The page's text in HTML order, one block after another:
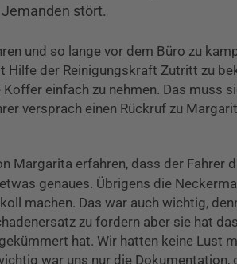
stört.
und so lange vor dem Büro zu
Hilfe der Reinigungskraft Zutritt zu
einfach zu nehmen. Das muss
versprach einen Rückruf zu
Margarita erfahren, dass der Fahrer
genaues. Übrigens die
machen. Das war auch wichtig,
zu fordern aber sie hat
hat. Wir hatten keine Lust
war uns nur die Dokumentation,